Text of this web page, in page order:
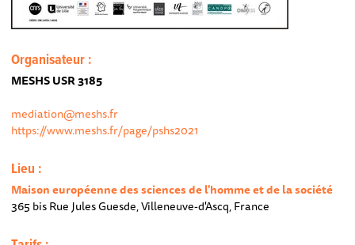
Organisateur :
MESHS USR 3185
mediation@meshs.fr
https://www.meshs.fr/page/pshs2021
Lieu :
Maison européenne des sciences de l'homme et de la société
365 bis Rue Jules Guesde, Villeneuve-d'Ascq, France